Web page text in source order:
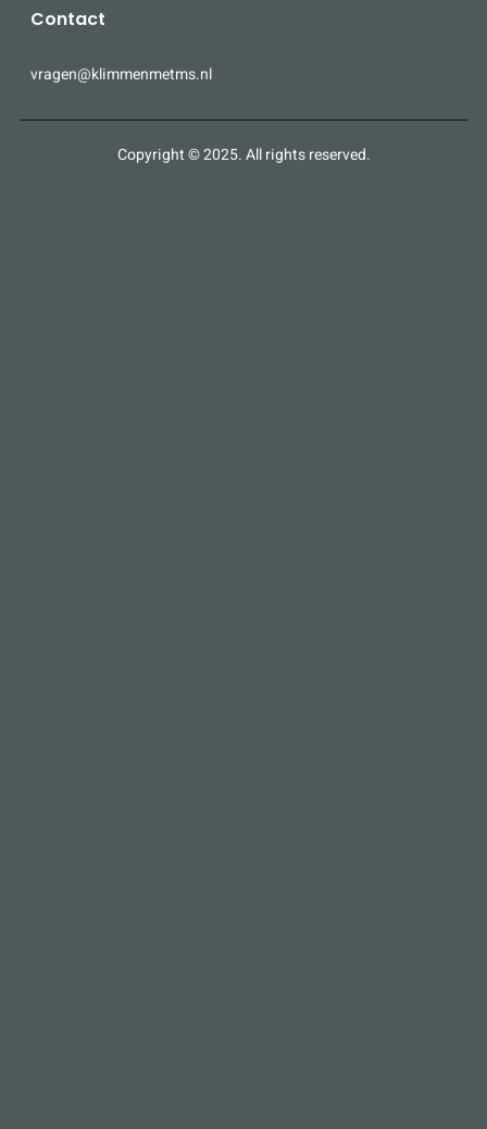
Contact
vragen@klimmenmetms.nl
Copyright © 2025. All rights reserved.